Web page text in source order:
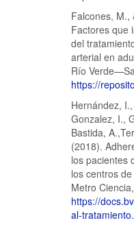
Falcones, M.,
Factores que
del
arterial en
Río
https://
Hernández,
Gonzalez, I.,
Bastida,
(2018).
los pacientes
los centros
Metro
https://
al-